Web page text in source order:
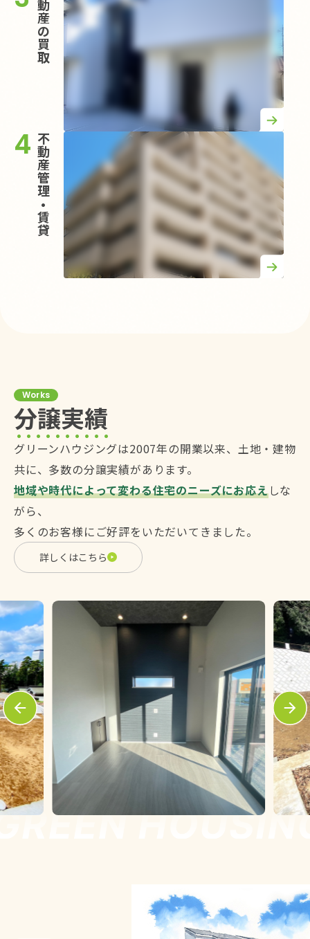
動
産
の
買
取
4 不
動
産
管
理
•
賃
貸
Works
分譲実績
グリーンハウジングは2007年の開業以来、土地・建物
共に、多数の分譲実績があります。
地域や時代によって変わる住宅のニーズにお応えしな
がら、
多くのお客様にご好評をいただいてきました。
詳しくはこちら